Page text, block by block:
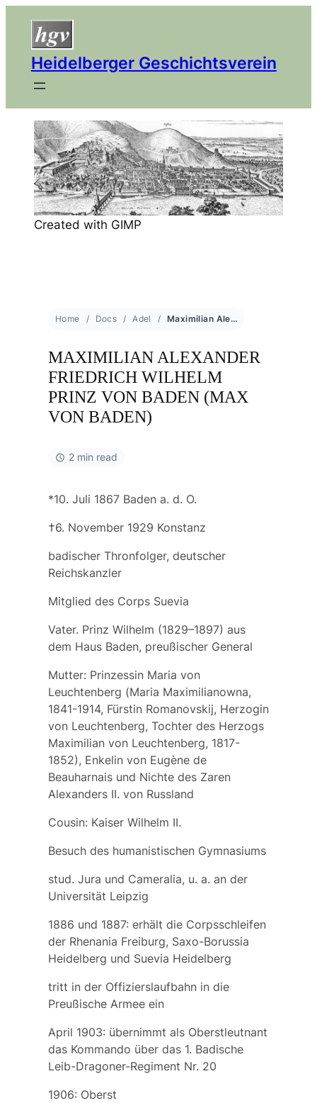
Heidelberger Geschichtsverein
Created with GIMP
Home Docs Adel Maximilian Alexander Friedrich Wilhelm Prinz von Baden (Max von Baden)
MAXIMILIAN ALEXANDER
FRIEDRICH WILHELM
PRINZ VON BADEN (MAX
VON BADEN)
2 min read
*10. Juli 1867 Baden a. d. O.
†6. November 1929 Konstanz
badischer Thronfolger, deutscher
Reichskanzler
Mitglied des Corps Suevia
Vater. Prinz Wilhelm (1829–1897) aus
dem Haus Baden, preußischer General
Mutter: Prinzessin Maria von
Leuchtenberg (Maria Maximilianowna,
1841-1914, Fürstin Romanovskij, Herzogin
von Leuchtenberg, Tochter des Herzogs
Maximilian von Leuchtenberg, 1817-
1852), Enkelin von Eugène de
Beauharnais und Nichte des Zaren
Alexanders II. von Russland
Cousin: Kaiser Wilhelm II.
Besuch des humanistischen Gymnasiums
stud. Jura und Cameralia, u. a. an der
Universität Leipzig
1886 und 1887: erhält die Corpsschleifen
der Rhenania Freiburg, Saxo-Borussia
Heidelberg und Suevia Heidelberg
tritt in der Offizierslaufbahn in die
Preußische Armee ein
April 1903: übernimmt als Oberstleutnant
das Kommando über das 1. Badische
Leib-Dragoner-Regiment Nr. 20
1906: Oberst